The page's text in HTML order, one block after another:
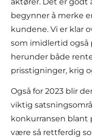
begynner å merke
kundene. Vi er klar
som imidlertid
herunder både
prisstigninger, krig
Også for 2023 blir
viktig
konkurransen blant
være så rettferdig